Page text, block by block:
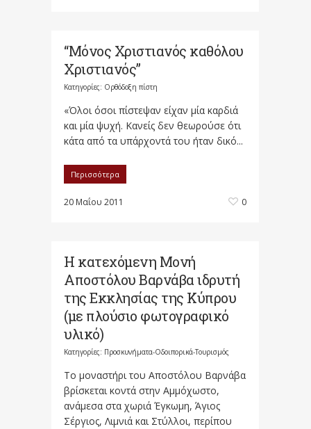
“Μόνος Χριστιανός καθόλου
Χριστιανός”
Κατηγορίες: Ορθόδοξη πίστη
«Όλοι όσοι πίστεψαν είχαν μία καρδιά
και μία ψυχή. Κανείς δεν θεωρούσε ότι
κάτα από τα υπάρχοντά του ήταν δικό...
Περισσότερα
20 Μαΐου 2011 0
Η κατεχόμενη Μονή
Αποστόλου Βαρνάβα ιδρυτή
της Εκκλησίας της Κύπρου
(με πλούσιο φωτογραφικό
υλικό)
Κατηγορίες: Προσκυνήματα-Οδοιπορικά-Τουρισμός
Το μοναστήρι του Αποστόλου Βαρνάβα
βρίσκεται κοντά στην Αμμόχωστο,
ανάμεσα στα χωριά Έγκωμη, Άγιος
Σέργιος, Λιμνιά και Στύλλοι, περίπου